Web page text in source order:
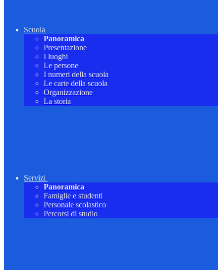
Scuola
Panoramica
Presentazione
I luoghi
Le persone
I numeri della scuola
Le carte della scuola
Organizzazione
La storia
Servizi
Panoramica
Famiglie e studenti
Personale scolastico
Percorsi di studio